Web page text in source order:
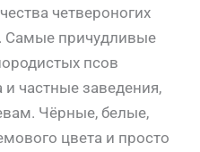
четвероногих
Самые причудливые
псов
частные заведения,
Чёрные, белые,
цвета и просто